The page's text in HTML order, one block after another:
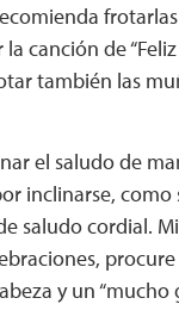
canción de
también las
el saludo de
inclinarse, como
saludo cordial.
y un “mucho